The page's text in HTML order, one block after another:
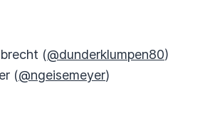
(@dunderklumpen80)
(@ngeisemeyer)